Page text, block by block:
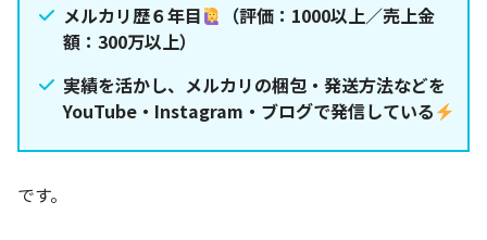
メルカリ歴６年目
（評価：1000以上／売上金
額：300万以上）
実績を活かし、メルカリの梱包・発送方法などを
YouTube・Instagram・ブログで発信している
です。